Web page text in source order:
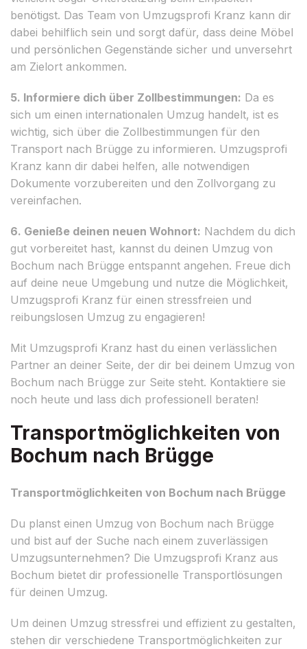
benötigst. Das Team von Umzugsprofi Kranz kann dir
dabei behilflich sein und sorgt dafür, dass deine Möbel
und persönlichen Gegenstände sicher und unversehrt
am Zielort ankommen.
5. Informiere dich über Zollbestimmungen: Da es
sich um einen internationalen Umzug handelt, ist es
wichtig, sich über die Zollbestimmungen für den
Transport nach Brügge zu informieren. Umzugsprofi
Kranz kann dir dabei helfen, alle notwendigen
Dokumente vorzubereiten und den Zollvorgang zu
vereinfachen.
6. Genieße deinen neuen Wohnort: Nachdem du dich
gut vorbereitet hast, kannst du deinen Umzug von
Bochum nach Brügge entspannt angehen. Freue dich
auf deine neue Umgebung und nutze die Möglichkeit,
Umzugsprofi Kranz für einen stressfreien und
reibungslosen Umzug zu engagieren!
Mit Umzugsprofi Kranz hast du einen verlässlichen
Partner an deiner Seite, der dir bei deinem Umzug von
Bochum nach Brügge zur Seite steht. Kontaktiere sie
noch heute und lass dich professionell beraten!
Transportmöglichkeiten von
Bochum nach Brügge
Transportmöglichkeiten von Bochum nach Brügge
Du planst einen Umzug von Bochum nach Brügge
und bist auf der Suche nach einem zuverlässigen
Umzugsunternehmen? Die Umzugsprofi Kranz aus
Bochum bietet dir professionelle Transportlösungen
für deinen Umzug.
Um deinen Umzug stressfrei und effizient zu gestalten,
stehen dir verschiedene Transportmöglichkeiten zur